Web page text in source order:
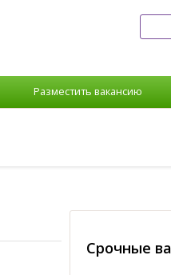
Разместить вакансию
Срочные